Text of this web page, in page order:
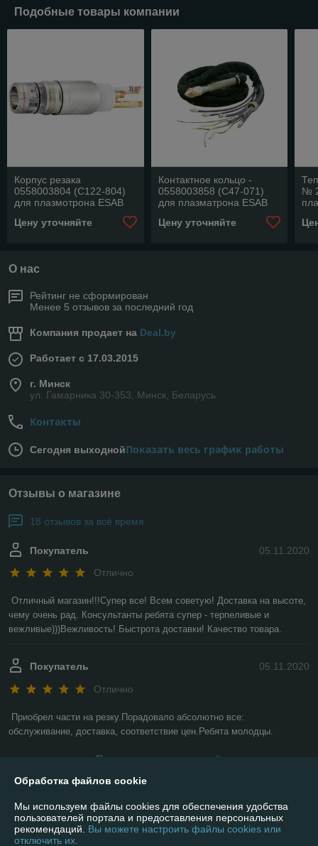
Подобные товары компании
Корпус резака
0558003804 (C122-804)
для плазмотрона ESAB
Цену уточняйте
Контактное кольцо -
0558003858 (C47-071)
для плазматрона ESAB
Цену уточняйте
№
О нас
Рейтинг не сформирован
Менее 5 отзывов за последний год
Компания продает на Deal.by
Работает с 17.03.2015
г. Минск
ул. Гамарника 30-353, Минск, Беларусь
Контакты
Сегодня выходнойПоказать весь график работы
Отзывы о магазине
18 отзывов за всё время
05.11.2020
Покупатель
Отлично
Отличный магазин!!!Супер все! Всем советую! Доставка на высоте,
чему очень рад. Консультанты ребята супер - терпеливые и
вежливые)))Вежливость! Быстрота доставки! Качество товара.
05.11.2020
Покупатель
Отлично
Приобрел части на резку.Порадовало абсолютно все:
обслуживание, доставка, соответствие цен.Ребята молодцы.
Показать все отзывы
О нас
Контакты
Обработка файлов cookie
Мы используем файлы cookies для обеспечения удобства
пользователей портала и предоставления персональных
рекомендаций. Вы можете настроить файлы cookies или
отключить их.